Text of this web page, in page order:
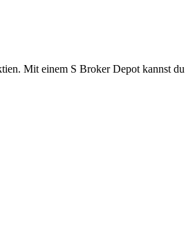
Mit einem S Broker Depot kannst